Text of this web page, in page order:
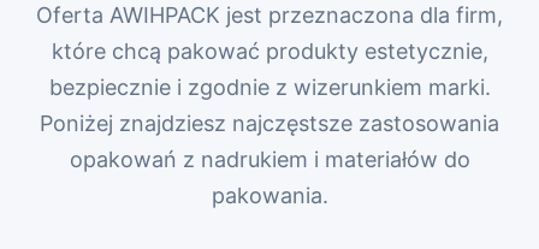
Oferta AWIHPACK jest przeznaczona dla firm,
które chcą pakować produkty estetycznie,
bezpiecznie i zgodnie z wizerunkiem marki.
Poniżej znajdziesz najczęstsze zastosowania
opakowań z nadrukiem i materiałów do
pakowania.